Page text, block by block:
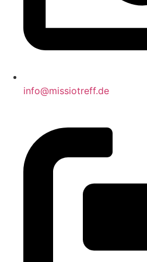
info@missiotreff.de